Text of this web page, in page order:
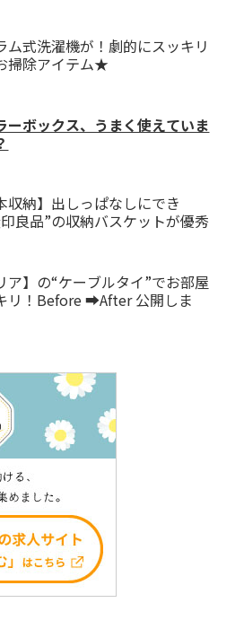
式洗濯機が！劇的にスッキリ
掃除アイテム★
ボックス、うまく使えていま
収納】出しっぱなしにでき
良品”の収納バスケットが優秀
ア】の“ケーブルタイ”でお部屋
リ！Before ➡After 公開しま